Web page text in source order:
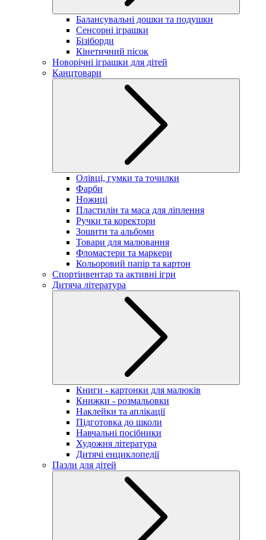
Балансувальні дошки та подушки
Сенсорні іграшки
Бізіборди
Кінетичний пісок
Новорічні іграшки для дітей
Канцтовари
Олівці, гумки та точилки
Фарби
Ножиці
Пластилін та маса для ліплення
Ручки та коректори
Зошити та альбоми
Товари для малювання
Фломастери та маркери
Кольоровий папір та картон
Спортінвентар та активні ігри
Дитяча література
Книги - картонки для малюків
Книжки - розмальовки
Наклейки та аплікації
Підготовка до школи
Навчальні посібники
Художня література
Дитячі енциклопедії
Пазли для дітей